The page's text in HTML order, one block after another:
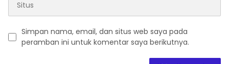
Simpan nama, email, dan situs web saya pada
peramban ini untuk komentar saya berikutnya.